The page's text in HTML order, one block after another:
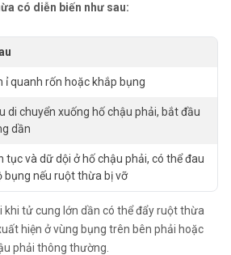
có diễn biến như sau:
ỉ quanh rốn hoặc khắp bụng
di chuyển xuống hố chậu phải, bắt đầu
dần
tục và dữ dội ở hố chậu phải, có thể đau
bụng nếu ruột thừa bị vỡ
khi tử cung lớn dần có thể đẩy ruột thừa
hiện ở vùng bụng trên bên phải hoặc
phải thông thường.